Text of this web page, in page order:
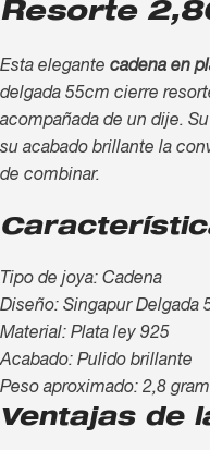
Resorte
Esta elegante cadena en
delgada 55cm cierre
acompañada de un dije.
su acabado brillante la
de combinar.
Tipo de joya: Cadena
Diseño: Singapur Delgada
Material: Plata ley 925
Acabado: Pulido brillante
Peso aproximado: 2,8
Ventajas de